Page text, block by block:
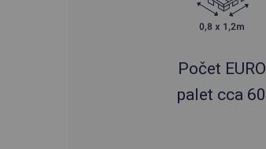
Počet EURO
palet cca 60